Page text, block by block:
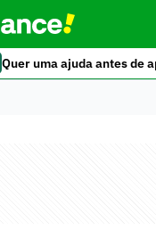
Quer uma ajuda antes de